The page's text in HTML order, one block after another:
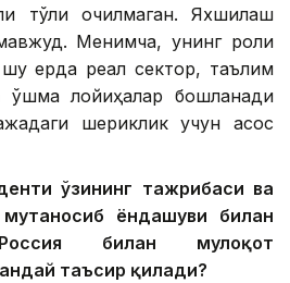
тўлиқ очилмаган. Яхшилаш
Менимча, унинг роли
ерда реал сектор, таълим
қўшма лойиҳалар бошланади
шериклик учун асос
ўзининг тажрибаси ва
ёндашуви билан
билан мулоқот
таъсир қилади?